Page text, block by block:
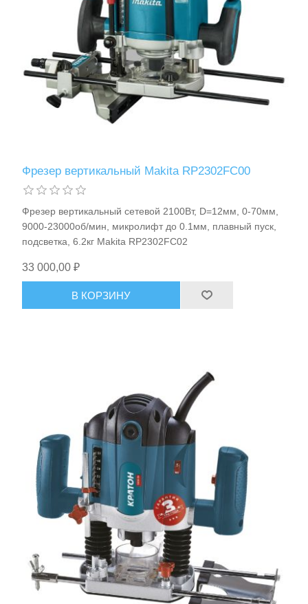
Измерительный инструмент
Ручной инструмент
Фрезер вертикальный Makita RP2302FC00
Фрезер вертикальный сетевой 2100Вт, D=12мм, 0-70мм,
9000-23000об/мин, микролифт до 0.1мм, плавный пуск,
подсветка, 6.2кг Makita RP2302FC02
33 000,00 ₽
В КОРЗИНУ